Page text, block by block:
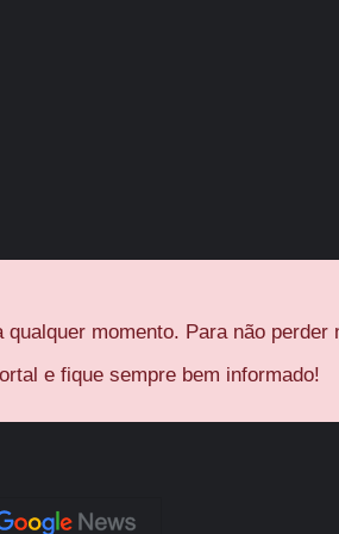
qualquer momento. Para não
e fique sempre bem informado!